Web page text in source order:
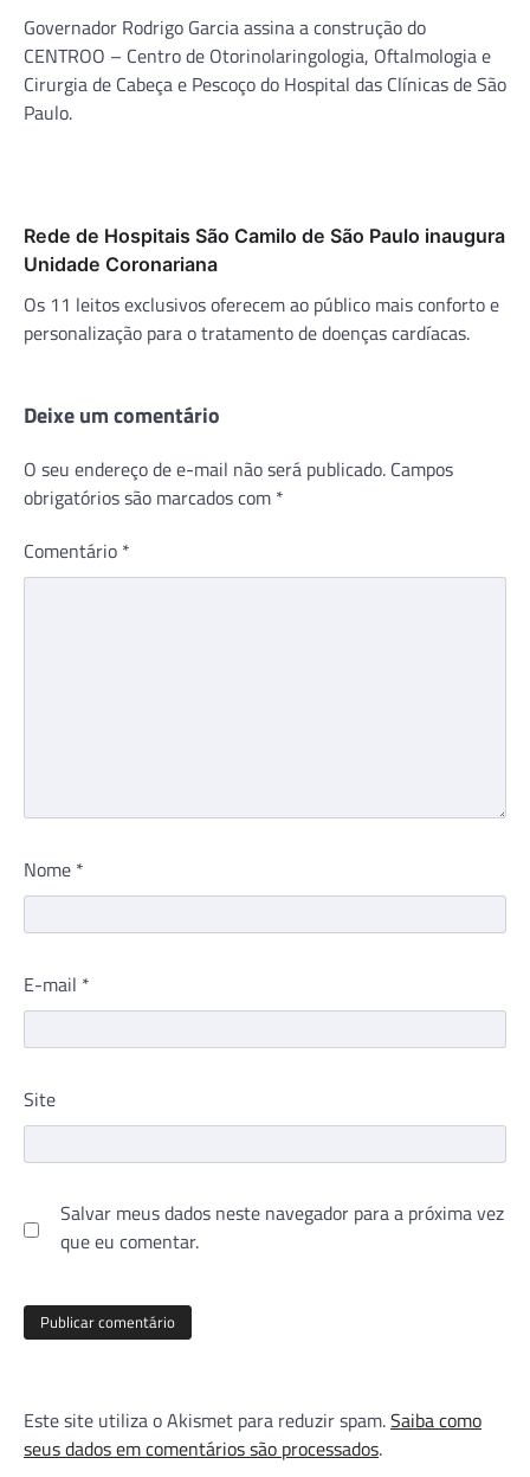
Governador Rodrigo Garcia assina a construção do
CENTROO – Centro de Otorinolaringologia, Oftalmologia e
Cirurgia de Cabeça e Pescoço do Hospital das Clínicas de São
Paulo.
Rede de Hospitais São Camilo de São Paulo inaugura
Unidade Coronariana
Os 11 leitos exclusivos oferecem ao público mais conforto e
personalização para o tratamento de doenças cardíacas.
Deixe um comentário
O seu endereço de e-mail não será publicado. Campos
obrigatórios são marcados com *
Comentário *
Nome *
E-mail *
Site
Salvar meus dados neste navegador para a próxima vez
que eu comentar.
Este site utiliza o Akismet para reduzir spam.Saiba como
seus dados em comentários são processados.